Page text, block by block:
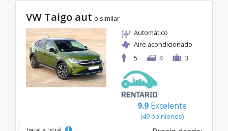
VW Taigo aut o similar
Automático
Aire acondicionado
5
4 3
9.9 Excelente
(49 opiniones)